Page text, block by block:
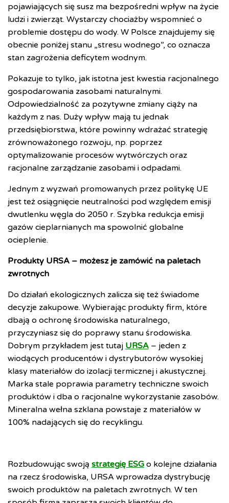
pojawiających się susz ma bezpośredni wpływ na życie
ludzi i zwierząt. Wystarczy chociażby wspomnieć o
problemie dostępu do wody. W Polsce znajdujemy się
obecnie poniżej stanu „stresu wodnego”, co oznacza
stan zagrożenia deficytem wodnym.
Pokazuje to tylko, jak istotna jest kwestia racjonalnego
gospodarowania zasobami naturalnymi.
Odpowiedzialność za pozytywne zmiany ciąży na
każdym z nas. Duży wpływ mają tu jednak
przedsiębiorstwa, które powinny wdrażać strategię
zrównoważonego rozwoju, np. poprzez
optymalizowanie procesów wytwórczych oraz
racjonalne zarządzanie zasobami i odpadami.
Jednym z wyzwań promowanych przez politykę UE
jest też osiągnięcie neutralności pod względem emisji
dwutlenku węgla do 2050 r. Szybka redukcja emisji
gazów cieplarnianych ma spowolnić globalne
ocieplenie.
Produkty URSA – możesz je zamówić na paletach
zwrotnych
Do działań ekologicznych zalicza się też świadome
decyzje zakupowe. Wybierając produkty firm, które
dbają o ochronę środowiska naturalnego,
przyczyniasz się do poprawy stanu środowiska.
Dobrym przykładem jest tutaj URSA – jeden z
wiodących producentów i dystrybutorów wysokiej
klasy materiałów do izolacji termicznej i akustycznej.
Marka stale poprawia parametry techniczne swoich
produktów i dba o racjonalne wykorzystanie zasobów.
Mineralna wełna szklana powstaje z materiałów w
100% nadających się do recyklingu.
Rozbudowując swoją strategię ESG o kolejne działania
na rzecz środowiska, URSA wprowadza dystrybucję
swoich produktów na paletach zwrotnych. W ten